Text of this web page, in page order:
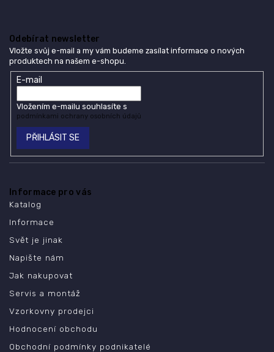
Odebírat newsletter
Vložte svůj e-mail a my vám budeme zasílat informace o nových
produktech na našem e-shopu.
E-mail
Vložením e-mailu souhlasíte s
podmínkami ochrany osobních údajů
PŘIHLÁSIT SE
Informace pro vás
Katalog
Informace
Svět je jinak
Napište nám
Jak nakupovat
Servis a montáž
Vzorkovny prodejci
Hodnocení obchodu
Obchodní podmínky podnikatelé